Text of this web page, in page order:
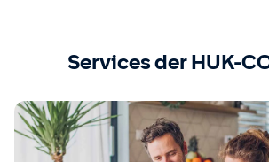
Services der HUK-